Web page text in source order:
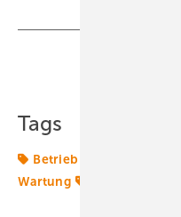
Tags
Betrieb
Wartung